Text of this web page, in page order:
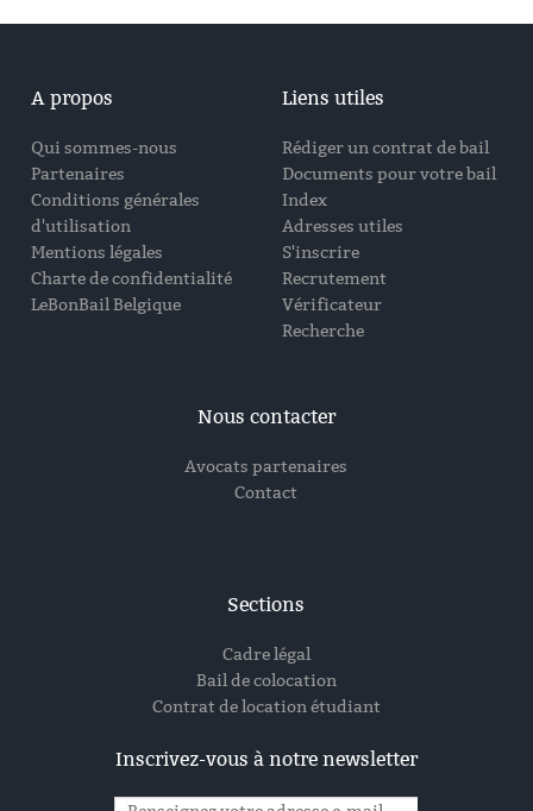
A propos
Qui sommes-nous
Partenaires
Conditions générales
d'utilisation
Mentions légales
Charte de confidentialité
LeBonBail Belgique
Liens utiles
Rédiger un contrat de bail
Documents pour votre bail
Index
Adresses utiles
S'inscrire
Recrutement
Vérificateur
Recherche
Nous contacter
Avocats partenaires
Contact
Sections
Cadre légal
Bail de colocation
Contrat de location étudiant
Inscrivez-vous à notre newsletter